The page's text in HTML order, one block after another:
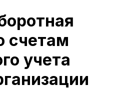
счетам
учета